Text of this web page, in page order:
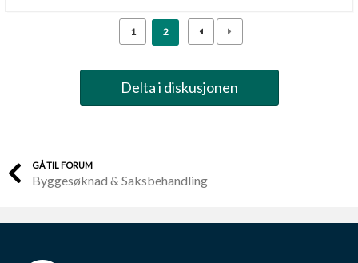
Få mer ut av Boligmappa
1 2
Delta i diskusjonen
GÅ TIL FORUM
Byggesøknad & Saksbehandling